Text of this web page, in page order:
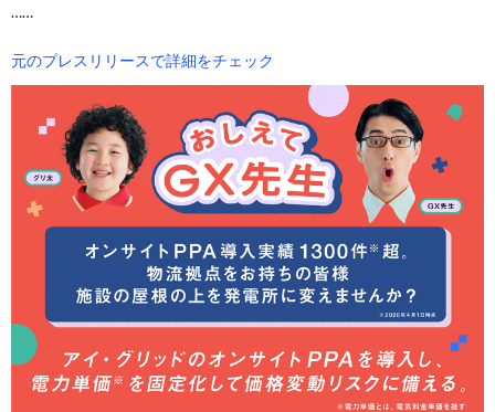
……
元のプレスリリースで詳細をチェック